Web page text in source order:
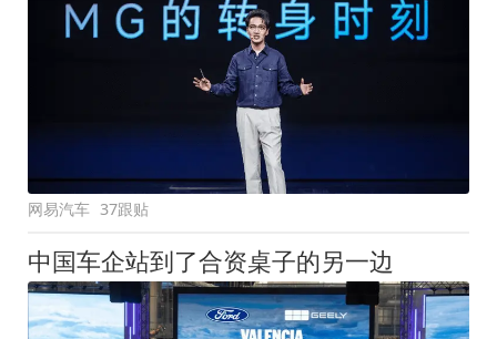
网易汽车 37跟贴
中国车企站到了合资桌子的另一边